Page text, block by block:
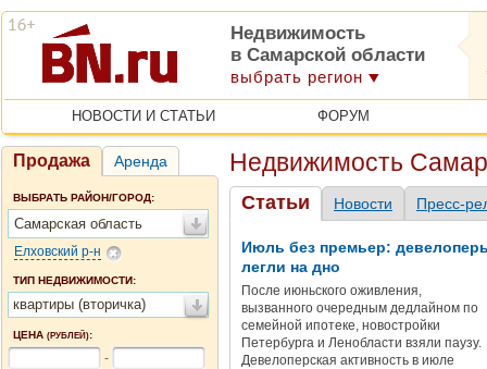
Недвижимость
в Самарской области
выбрать регион
НОВОСТИ И СТАТЬИ ФОРУМ
Продажа Аренда
ВЫБРАТЬ РАЙОН/ГОРОД:
Самарская область
Елховский р-н
ТИП НЕДВИЖИМОСТИ:
квартиры (вторичка)
ЦЕНА (РУБЛЕЙ):
-
Недвижимость
Статьи Новости Пресс-
Июль без премьер:
легли на дно
После июньского оживления,
вызванного очередным дедлайном по
семейной ипотеке, новостройки
Петербурга и Ленобласти взяли паузу.
Девелоперская активность в июле